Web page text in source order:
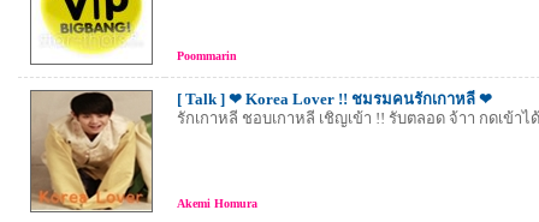
Poommarin
[ Talk ] ❤ Korea Lover !! ชมรมคนรักเกาหลี ❤
รักเกาหลี ชอบเกาหลี เชิญเข้า !! รับตลอด จ้าา กดเข้าไ
Akemi Homura